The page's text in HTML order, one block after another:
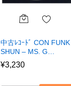
中古ﾚｺｰﾄﾞ CON FUNK
SHUN – MS. G…
¥3,230